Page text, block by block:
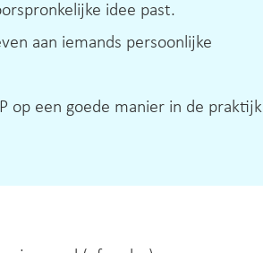
idee past.
aan iemands persoonlijke
op een goede manier in de praktijk